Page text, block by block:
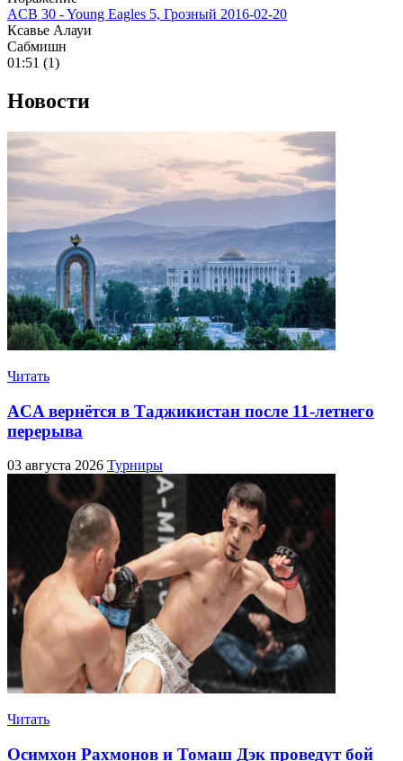
ACB 30 - Young Eagles 5, Грозный 2016-02-20
Ксавье Алауи
Сабмишн
01:51 (1)
Новости
Читать
ACA вернётся в Таджикистан после 11-летнего
перерыва
03 августа 2026 Турниры
Читать
Осимхон Рахмонов и Томаш Дэк проведут бой